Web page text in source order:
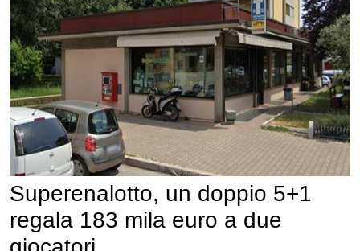
Superenalotto, un doppio 5+1
regala 183 mila euro a due